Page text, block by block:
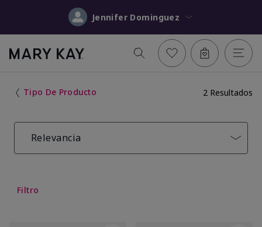
Jennifer Dominguez
Tipo De Producto 2 Resultados
Relevancia
Filtro